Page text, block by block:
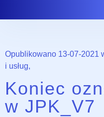
Opublikowano 13-07-2021
i usług,
Koniec
w JPK_V7